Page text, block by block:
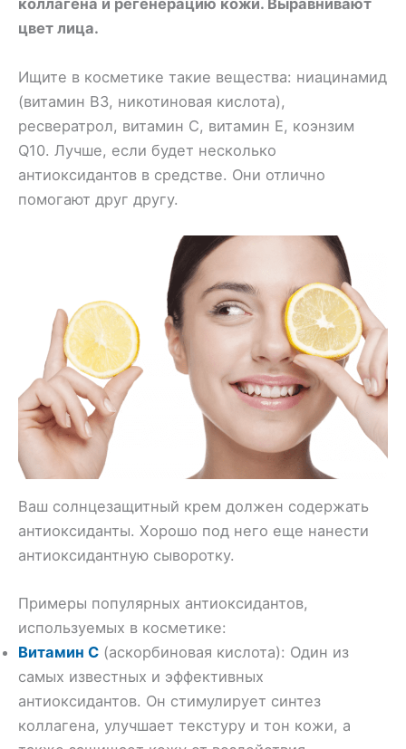
коллагена и регенерацию кожи. Выравнивают
цвет лица.
Ищите в косметике такие вещества: ниацинамид
(витамин В3, никотиновая кислота),
ресвератрол, витамин С, витамин Е, коэнзим
Q10. Лучше, если будет несколько
антиоксидантов в средстве. Они отлично
помогают друг другу.
Ваш солнцезащитный крем должен содержать
антиоксиданты. Хорошо под него еще нанести
антиоксидантную сыворотку.
Примеры популярных антиоксидантов,
используемых в косметике:
Витамин C (аскорбиновая кислота): Один из
самых известных и эффективных
антиоксидантов. Он стимулирует синтез
коллагена, улучшает текстуру и тон кожи, а